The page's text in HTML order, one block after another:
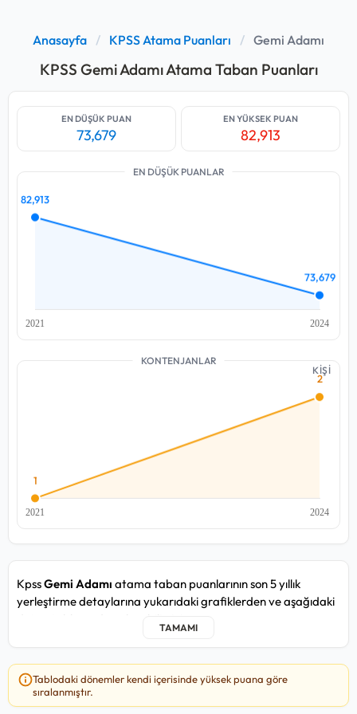
Anasayfa / KPSS Atama Puanları / Gemi Adamı
KPSS Gemi Adamı Atama Taban Puanları
EN DÜŞÜK PUAN
73,679
EN YÜKSEK PUAN
82,913
EN DÜŞÜK PUANLAR
KONTENJANLAR
KİŞİ
KpssGemi Adamı atama taban puanlarının son 5 yıllık
yerleştirme detaylarına yukarıdaki grafiklerden ve aşağıdaki
döneminde, en düşük73,679puan ile Tarım ve Orman
Bakanlığı Yalova Il Müdürlüğü / Taşra kurumuna, en yüksek
puan ile Tarım ve Orman Bakanlığı Trabzon Il
Tablodaki dönemler kendi içerisinde yüksek puana göre
sıralanmıştır.